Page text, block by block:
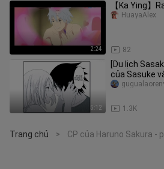
2:24
【Ka Ying】
82
HuayaAlex
5:12
[Du lịch
của Sasuke
ngọt ngào
1.3K
Trang chủ > CP của Haruno Sakura -